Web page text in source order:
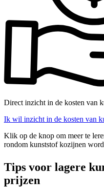
Direct inzicht in de kosten van
Ik wil inzicht in de kosten van
Klik op de knop om meer te
rondom kunststof kozijnen
Tips voor lagere
prijzen